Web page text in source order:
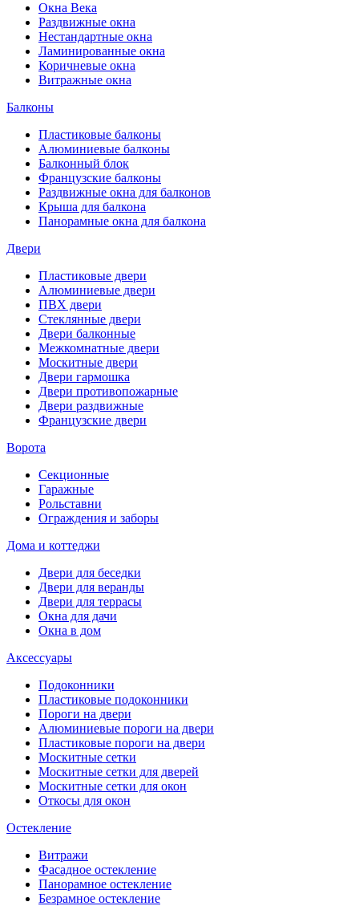
Окна Века
Раздвижные окна
Нестандартные окна
Ламинированные окна
Коричневые окна
Витражные окна
Балконы
Пластиковые балконы
Алюминиевые балконы
Балконный блок
Французские балконы
Раздвижные окна для балконов
Крыша для балкона
Панорамные окна для балкона
Двери
Пластиковые двери
Алюминиевые двери
ПВХ двери
Стеклянные двери
Двери балконные
Межкомнатные двери
Москитные двери
Двери гармошка
Двери противопожарные
Двери раздвижные
Французские двери
Ворота
Секционные
Гаражные
Рольставни
Ограждения и заборы
Дома и коттеджи
Двери для беседки
Двери для веранды
Двери для террасы
Окна для дачи
Окна в дом
Аксессуары
Подоконники
Пластиковые подоконники
Пороги на двери
Алюминиевые пороги на двери
Пластиковые пороги на двери
Москитные сетки
Москитные сетки для дверей
Москитные сетки для окон
Откосы для окон
Остекление
Витражи
Фасадное остекление
Панорамное остекление
Безрамное остекление